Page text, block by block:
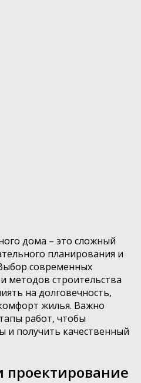
дома – это сложный
планирования и
современных
методов строительства
на долговечность,
жилья. Важно
работ, чтобы
и получить качественный